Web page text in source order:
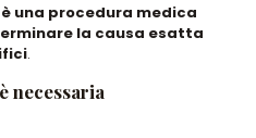
una procedura medica
la causa esatta
.
necessaria